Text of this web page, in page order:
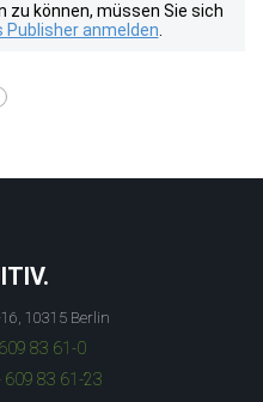
können, müssen Sie sich
Publisher anmelden
10315 Berlin
83 61-0
609 83 61-23